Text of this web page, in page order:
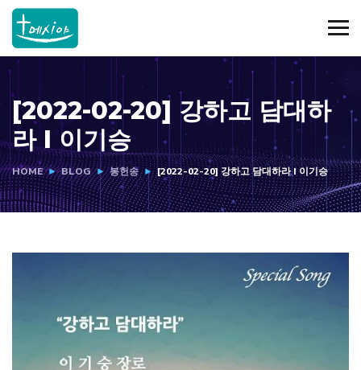
[2022-02-20] 강하고 담대하
라 I 이기승
HOME BLOG 봉헌송 [2022-02-20] 강하고 담대하라 I 이기승